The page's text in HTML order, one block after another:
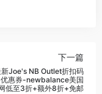
下一篇
新Joe's NB Outlet折扣码
惠券-newbalance美国
低至3折+额外8折+免邮